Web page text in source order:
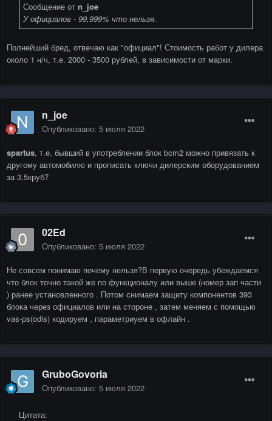
Сообщение от n_joe
У официалов - 99,999% что нельзя.
Полнейший бред, отвечаю как "официал"! Стоимость работ у дилера
около 1 н/ч, т.е. 2000 - 3500 рублей, в зависимости от марки.
n_joe
Опубликовано: 5 июля 2022
spartus, т.е. бывший в употреблении блок bcm2 можно привязать к
другому автомобилю и прописать ключи дилерским оборудованием
за 3,5круб?
02Ed
Опубликовано: 5 июля 2022
Не совсем понимаю почему нельзя?В первую очередь убеждаемся
что блок точно такой же по функционалу или выше (номер зап части
) ранее установленного . Потом снимаем защиту компонентов 393
блока через официалов или на стороне , затем меняем с помощью
vas-ps(odis) кодируем , параметриуем в офлайн .
GruboGovoria
Опубликовано: 5 июля 2022
Цитата: